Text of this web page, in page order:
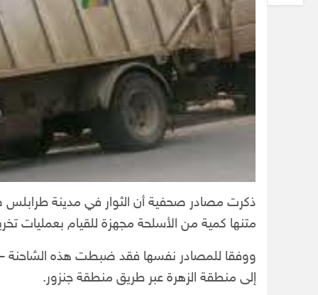
ذكرت مصادر صحفية أن الثوار في مدينة
متنها كمية من الأسلحة مجهزة للقيام بعمليات
ووفقا للمصادر نفسها فقد ضبطت هذه الشاحنة
إلى منطقة الزهرة عبر طريق منطقة جنزور.